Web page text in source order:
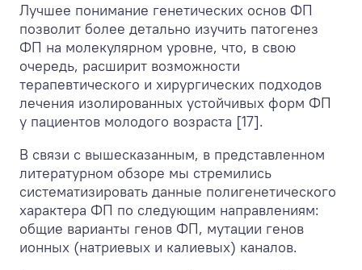
Лучшее понимание генетических основ ФП
позволит более детально изучить патогенез
ФП на молекулярном уровне, что, в свою
очередь, расширит возможности
терапевтического и хирургических подходов
лечения изолированных устойчивых форм ФП
у пациентов молодого возраста [17].
В связи с вышесказанным, в представленном
литературном обзоре мы стремились
систематизировать данные полигенетического
характера ФП по следующим направлениям:
общие варианты генов ФП, мутации генов
ионных (натриевых и калиевых) каналов.